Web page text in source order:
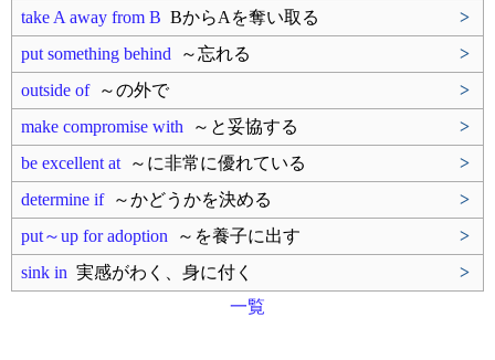
take A away from B BからAを奪い取る
>
put something behind ～忘れる
>
outside of～の外で
>
make compromise with ～と妥協する
>
be excellent at ～に非常に優れている
>
determine if～かどうかを決める
>
put～up for adoption ～を養子に出す
>
sink in 実感がわく、身に付く
>
一覧